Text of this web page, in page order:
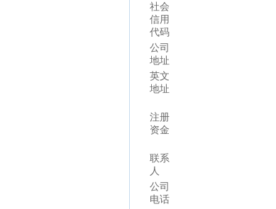
社会
信用
代码
公司
地址
英文
地址
注册
资金
联系
人
公司
电话